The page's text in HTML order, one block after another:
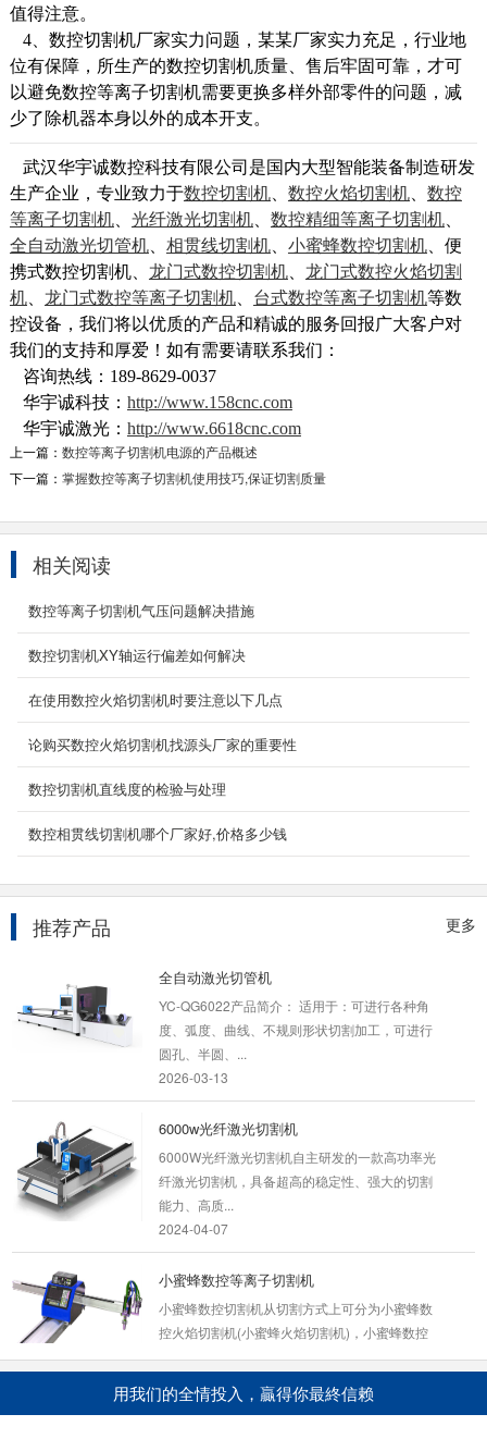
值得注意。
4、数控切割机厂家实力问题，某某厂家实力充足，行业地
位有保障，所生产的数控切割机质量、售后牢固可靠，才可
以避免数控等离子切割机需要更换多样外部零件的问题，减
少了除机器本身以外的成本开支。
武汉华宇诚数控科技有限公司是国内大型智能装备制造研发
生产企业，专业致力于数控切割机、 数控火焰切割机、 数控
等离子切割机、 光纤激光切割机、 数控精细等离子切割机、
全自动激光切管机、 相贯线切割机、 小蜜蜂数控切割机、便
携式数控切割机、 龙门式数控切割机、 龙门式数控火焰切割
机、 龙门式数控等离子切割机、 台式数控等离子切割机等数
控设备，我们将以优质的产品和精诚的服务回报广大客户对
我们的支持和厚爱！如有需要请联系我们：
咨询热线：189-8629-0037
华宇诚科技： http://www.158cnc.com
华宇诚激光： http://www.6618cnc.com
上一篇： 数控等离子切割机电源的产品概述
下一篇： 掌握数控等离子切割机使用技巧,保证切割质量
相关阅读
数控等离子切割机气压问题解决措施
数控切割机XY轴运行偏差如何解决
在使用数控火焰切割机时要注意以下几点
论购买数控火焰切割机找源头厂家的重要性
数控切割机直线度的检验与处理
数控相贯线切割机哪个厂家好,价格多少钱
更多
推荐产品
手持式激光焊接机
手持激光焊接机（又名手持式激光焊接机,手持激
光焊接机,手持激光焊机,手持激光焊接机多少钱,
手持激...
2022-03-17
五轴四联动坡口相贯线切割机
设备描述： YC-XGX五轴四联动相贯线切割机(5
割机,管子坡...
全自动激光切管机
YC-QG6022产品简介： 适用于：可进行各种角
度、弧度、曲线、不规则形状切割加工，可进行
圆孔、半圆、...
2026-03-13
6000w光纤激光切割机
6000W光纤激光切割机自主研发的一款高功率光
纤激光切割机，具备超高的稳定性、强大的切割
能力、高质...
2024-04-07
小蜜蜂数控等离子切割机
小蜜蜂数控切割机从切割方式上可分为小蜜蜂数
控火焰切割机(小蜜蜂火焰切割机)，小蜜蜂数控
2020-05-13
用我们的全情投入，贏得你最終信赖